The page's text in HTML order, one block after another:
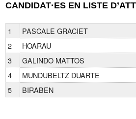
CANDIDAT·ES EN LISTE
1 PASCALE GRACIET
2
HOARAU
3
GALINDO MATTOS
4
MUNDUBELTZ DUARTE
5
BIRABEN